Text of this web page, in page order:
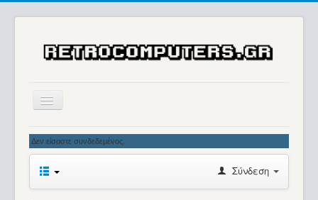
Αρχική
Δεν είσαστε συνδεδεμένος.
Σύνδεση